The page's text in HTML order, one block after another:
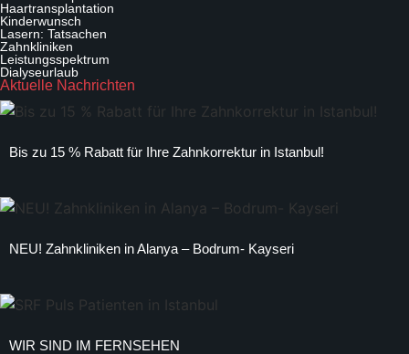
Haartransplantation
Kinderwunsch
Lasern: Tatsachen
Zahnkliniken
Leistungsspektrum
Dialyseurlaub
Aktuelle Nachrichten
Bis zu 15 % Rabatt für Ihre Zahnkorrektur in Istanbul!
NEU! Zahnkliniken in Alanya – Bodrum- Kayseri
WIR SIND IM FERNSEHEN